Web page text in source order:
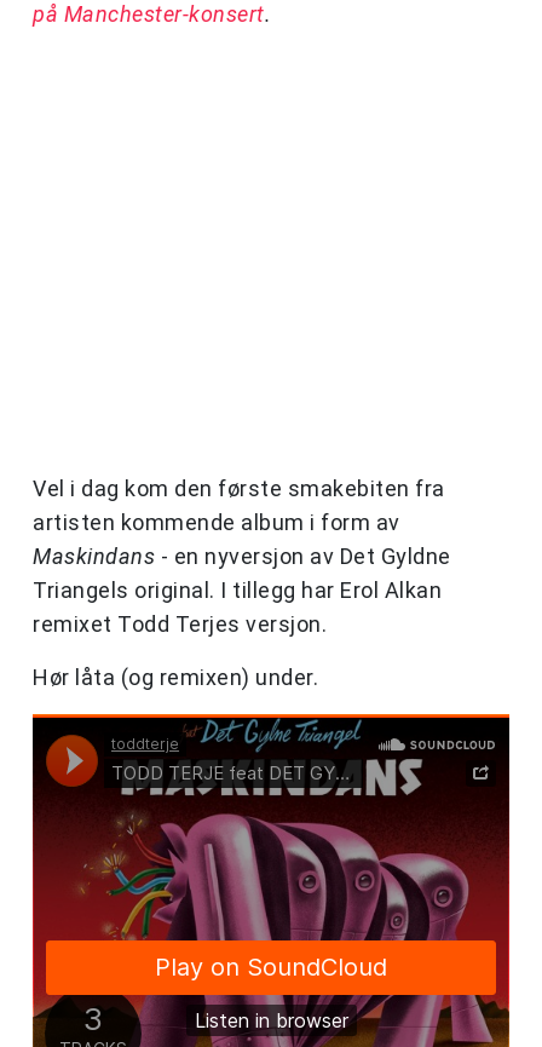
på Manchester-konsert.
Vel i dag kom den første smakebiten fra
artisten kommende album i form av
Maskindans - en nyversjon av Det Gyldne
Triangels original. I tillegg har Erol Alkan
remixet Todd Terjes versjon.
Hør låta (og remixen) under.